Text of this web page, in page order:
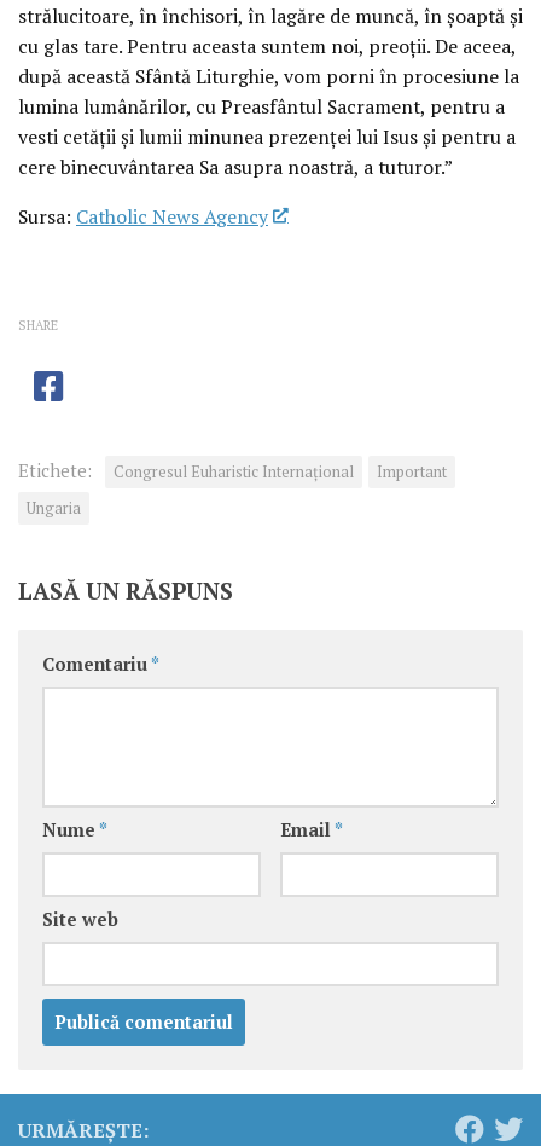
strălucitoare, în închisori, în lagăre de muncă, în șoaptă și
cu glas tare. Pentru aceasta suntem noi, preoții. De aceea,
după această Sfântă Liturghie, vom porni în procesiune la
lumina lumânărilor, cu Preasfântul Sacrament, pentru a
vesti cetății și lumii minunea prezenței lui Isus și pentru a
cere binecuvântarea Sa asupra noastră, a tuturor.”
Sursa: Catholic News Agency
SHARE
Etichete: Congresul Euharistic Internaţional
Important
Ungaria
LASĂ UN RĂSPUNS
Comentariu *
Nume * Email *
Site web
URMĂREȘTE: